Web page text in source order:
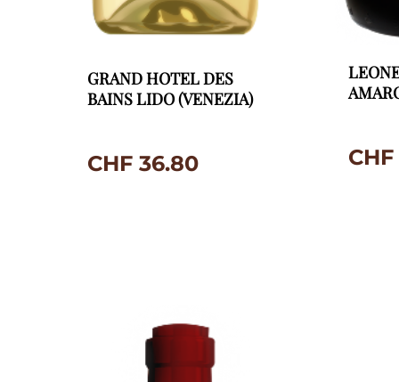
GRAND HOTEL DES
BAINS LIDO (VENEZIA)
CHF 36.80 CHF